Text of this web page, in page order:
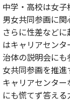
中学・高校は女
男女共同参画に
さらに性差など
はキャリアセン
治体の説明会に
女共同参画を推
キャリアセンタ
にも慌てず答え